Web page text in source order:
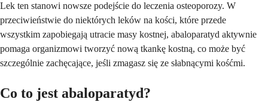
Lek ten stanowi nowsze podejście do leczenia osteoporozy. W
przeciwieństwie do niektórych leków na kości, które przede
wszystkim zapobiegają utracie masy kostnej, abaloparatyd aktywnie
pomaga organizmowi tworzyć nową tkankę kostną, co może być
szczególnie zachęcające, jeśli zmagasz się ze słabnącymi kośćmi.
Co to jest abaloparatyd?